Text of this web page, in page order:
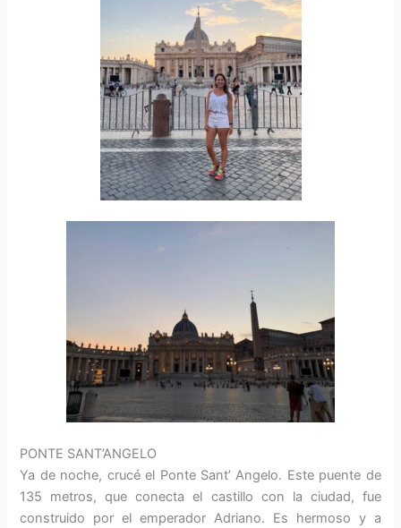
PONTE SANT’ANGELO
Ya de noche, crucé el Ponte Sant’ Angelo. Este puente de
135 metros, que conecta el castillo con la ciudad, fue
construido por el emperador Adriano. Es hermoso y a